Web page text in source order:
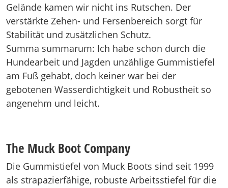
Gelände kamen wir nicht ins Rutschen. Der
verstärkte Zehen- und Fersenbereich sorgt für
Stabilität und zusätzlichen Schutz.
Summa summarum: Ich habe schon durch die
Hundearbeit und Jagden unzählige Gummistiefel
am Fuß gehabt, doch keiner war bei der
gebotenen Wasserdichtigkeit und Robustheit so
angenehm und leicht.
The Muck Boot Company
Die Gummistiefel von Muck Boots sind seit 1999
als strapazierfähige, robuste Arbeitsstiefel für die